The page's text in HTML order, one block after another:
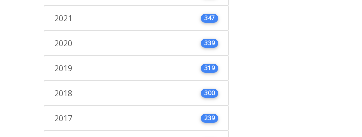
2021 347
2020 339
2019 319
2018 300
2017 239